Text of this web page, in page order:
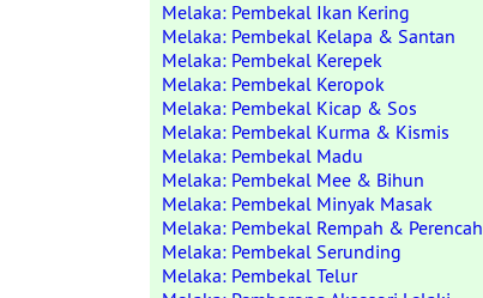
Melaka: Pembekal Ikan Kering
Melaka: Pembekal Kelapa & Santan
Melaka: Pembekal Kerepek
Melaka: Pembekal Keropok
Melaka: Pembekal Kicap & Sos
Melaka: Pembekal Kurma & Kismis
Melaka: Pembekal Madu
Melaka: Pembekal Mee & Bihun
Melaka: Pembekal Minyak Masak
Melaka: Pembekal Rempah & Perencah
Melaka: Pembekal Serunding
Melaka: Pembekal Telur